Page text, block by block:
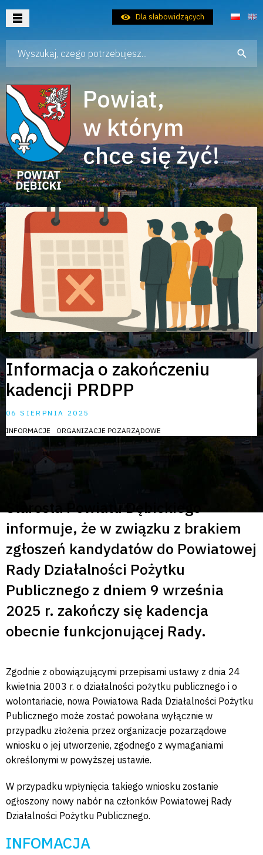
Aktualności
Dla Mieszkańca
Dla Turysty
Dla Inwestora
Kontakt
Dla słabowidzących
Powiat,
w którym
chce się żyć!
Informacja o zakończeniu
kadencji PRDPP
06 SIERPNIA 2025
INFORMACJE
ORGANIZACJE POZARZĄDOWE
Starosta Powiatu Dębickiego
informuje, że w związku z brakiem
zgłoszeń kandydatów do Powiatowej
Rady Działalności Pożytku
Publicznego z dniem 9 września
2025 r. zakończy się kadencja
obecnie funkcjonującej Rady.
Zgodnie z obowiązującymi przepisami ustawy z dnia 24
kwietnia 2003 r. o działalności pożytku publicznego i o
wolontariacie, nowa Powiatowa Rada Działalności Pożytku
Publicznego może zostać powołana wyłącznie w
przypadku złożenia przez organizacje pozarządowe
wniosku o jej utworzenie, zgodnego z wymaganiami
określonymi w powyższej ustawie.
W przypadku wpłynięcia takiego wniosku zostanie
ogłoszony nowy nabór na członków Powiatowej Rady
Działalności Pożytku Publicznego.
INFOMACJA